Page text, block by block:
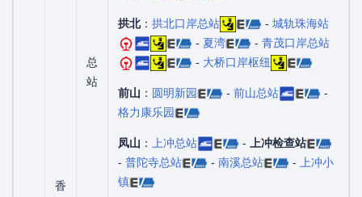
香
总
站
拱北： 拱北口岸总站 - 城轨珠海站
- 夏湾 - 青茂口岸总站
- 大桥口岸枢纽
前山 ： 圆明新园 - 前山总站
-
格力康乐园
凤山 ： 上冲总站 -
上冲检查站
- 普陀寺总站 - 南溪总站 -
上冲小
镇